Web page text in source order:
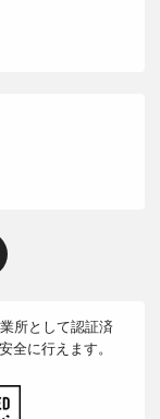
所として認証済
全に行えます。